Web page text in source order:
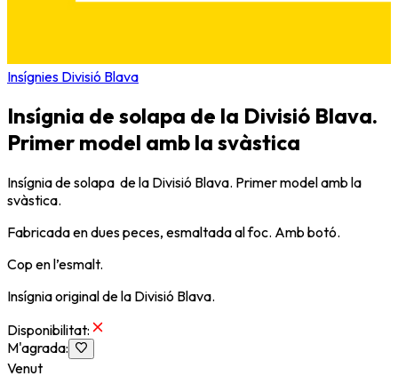
Insígnies Divisió Blava
Insígnia de solapa de la Divisió Blava.
Primer model amb la svàstica
Insígnia de solapa de la Divisió Blava. Primer model amb la
svàstica.
Fabricada en dues peces, esmaltada al foc. Amb botó.
Cop en l’esmalt.
Insígnia original de la Divisió Blava.
Disponibilitat:
M'agrada:
Venut